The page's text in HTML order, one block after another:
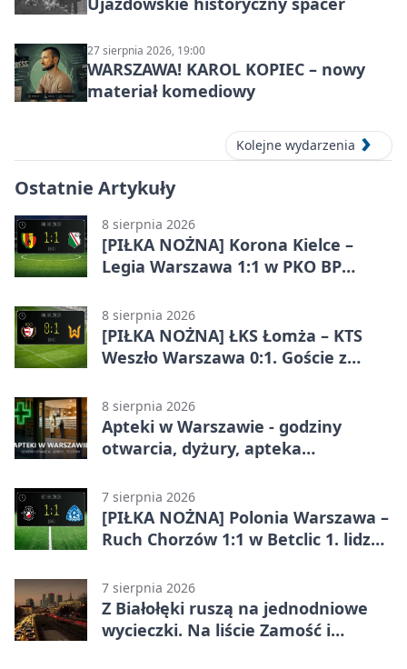
27 sierpnia 2026, 19:00
WARSZAWA! KAROL KOPIEC – nowy
materiał komediowy
Kolejne wydarzenia
Ostatnie Artykuły
8 sierpnia 2026
[PIŁKA NOŻNA] Korona Kielce –
Legia Warszawa 1:1 w PKO BP
zwycięstwo z rąk
8 sierpnia 2026
[PIŁKA NOŻNA] ŁKS Łomża – KTS
Weszło Warszawa 0:1. Goście z
w Betclic 3. Lidze Grupa 1 (Grupa I)
8 sierpnia 2026
Apteki w Warszawie - godziny
otwarcia, dyżury, apteka
7 sierpnia 2026
[PIŁKA NOŻNA] Polonia Warszawa –
Ruch Chorzów 1:1 w Betclic 1. lidze.
7 sierpnia 2026
Z Białołęki ruszą na jednodniowe
wycieczki. Na liście Zamość i